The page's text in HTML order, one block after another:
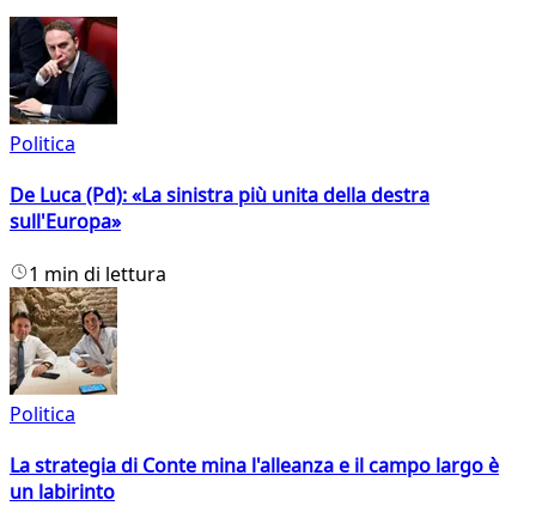
Politica
De Luca (Pd): «La sinistra più unita della destra
sull'Europa»
1 min di lettura
Politica
La strategia di Conte mina l'alleanza e il campo largo è
un labirinto